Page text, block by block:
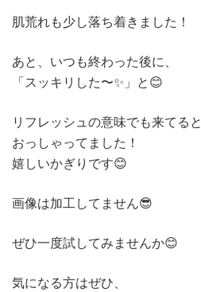
肌荒れも少し落ち着きました！
あと、いつも終わった後に、
「スッキリした〜✨」と😊
リフレッシュの意味でも来てると
おっしゃってました！
嬉しいかぎりです😊
画像は加工してません😎
ぜひ一度試してみませんか😊
気になる方はぜひ、